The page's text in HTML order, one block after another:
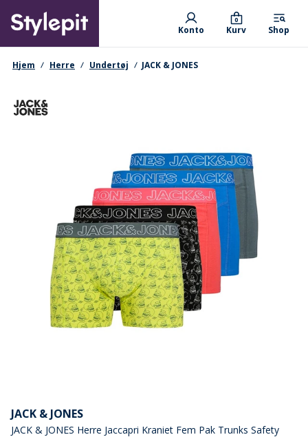
main
content
Primary departments
Konto Kurv
0
Shop
navigationssti
Hjem Herre Undertøj JACK & JONES
JACK & JONES
JACK & JONES Herre Jaccapri Kraniet Fem Pak Trunks Safety